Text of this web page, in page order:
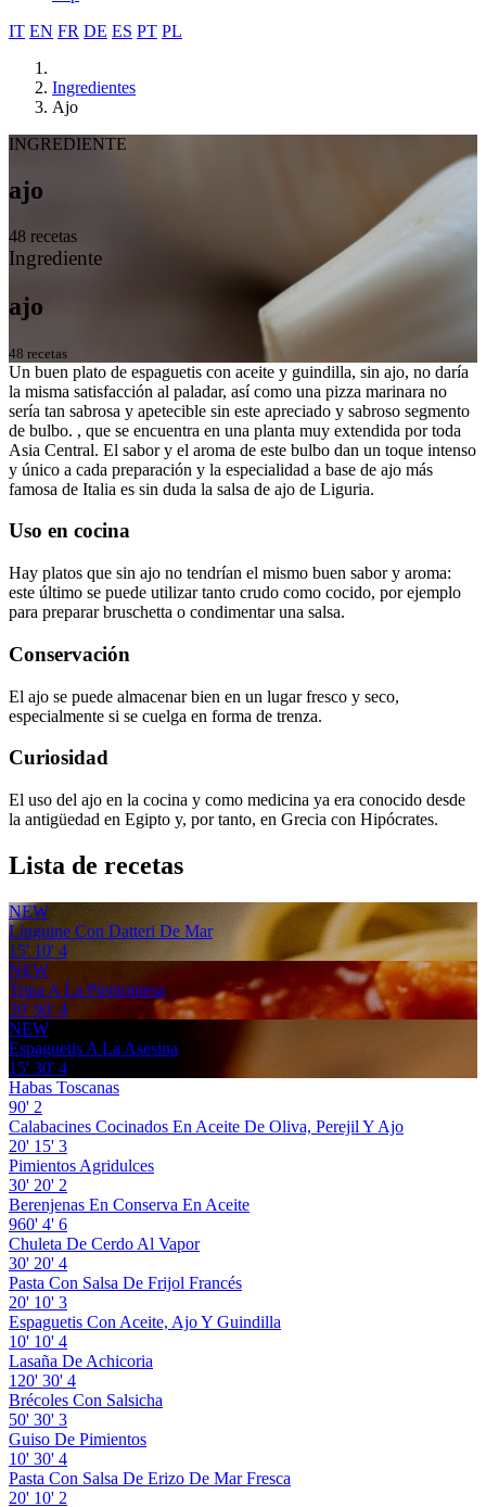
IT EN FR DE ES PT PL
Ingredientes
Ajo
INGREDIENTE
ajo
48 recetas
Ingrediente
ajo
48 recetas
Un buen plato de espaguetis con aceite y guindilla, sin ajo, no daría
la misma satisfacción al paladar, así como una pizza marinara no
sería tan sabrosa y apetecible sin este apreciado y sabroso segmento
de bulbo. , que se encuentra en una planta muy extendida por toda
Asia Central. El sabor y el aroma de este bulbo dan un toque intenso
y único a cada preparación y la especialidad a base de ajo más
famosa de Italia es sin duda la salsa de ajo de Liguria.
Uso en cocina
Hay platos que sin ajo no tendrían el mismo buen sabor y aroma:
este último se puede utilizar tanto crudo como cocido, por ejemplo
para preparar bruschetta o condimentar una salsa.
Conservación
El ajo se puede almacenar bien en un lugar fresco y seco,
especialmente si se cuelga en forma de trenza.
Curiosidad
El uso del ajo en la cocina y como medicina ya era conocido desde
la antigüedad en Egipto y, por tanto, en Grecia con Hipócrates.
Lista de recetas
NEW
Linguine Con Datteri De Mar
15' 10' 4
NEW
Tripa A La Piemontesa
30' 90' 4
NEW
Espaguetis A La Asesina
15' 30' 4
Habas Toscanas
90' 2
Calabacines Cocinados En Aceite De Oliva, Perejil Y Ajo
20' 15' 3
Pimientos Agridulces
30' 20' 2
Berenjenas En Conserva En Aceite
960' 4' 6
Chuleta De Cerdo Al Vapor
30' 20' 4
Pasta Con Salsa De Frijol Francés
20' 10' 3
Espaguetis Con Aceite, Ajo Y Guindilla
10' 10' 4
Lasaña De Achicoria
120' 30' 4
Brécoles Con Salsicha
50' 30' 3
Guiso De Pimientos
10' 30' 4
Pasta Con Salsa De Erizo De Mar Fresca
20' 10' 2